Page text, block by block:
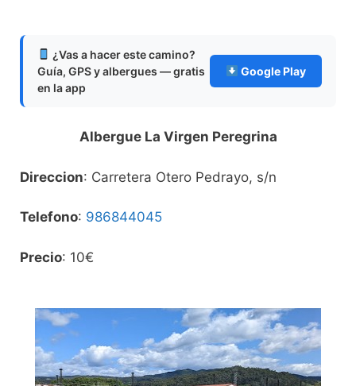
¿Vas a hacer este camino?
Guía, GPS y albergues — gratis
en la app
Google Play
Albergue La Virgen Peregrina
Direccion: Carretera Otero Pedrayo, s/n
Telefono: 986844045
Precio: 10€